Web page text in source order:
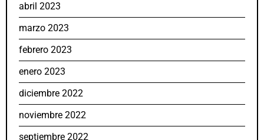
abril 2023
marzo 2023
febrero 2023
enero 2023
diciembre 2022
noviembre 2022
septiembre 2022